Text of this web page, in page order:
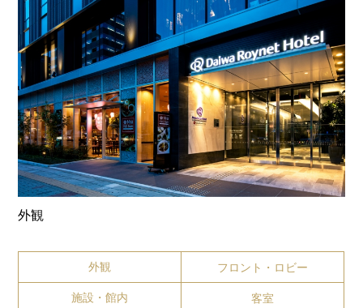
外観
外観 フロント・ロビー
施設・館内 客室